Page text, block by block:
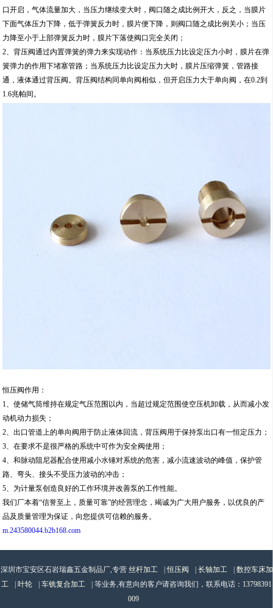
口开启，气体流量加大，当压力继续变大时，阀口随之成比例开大，反之，当膜片
下面气体压力下降，低于弹簧反力时，膜片便下降，则阀口随之成比例关小；当压
力降至小于上部弹簧反力时，膜片下落使阀口完全关闭；
2、背压阀通过内置弹簧的弹力来实现动作：当系统压力比设定压力小时，膜片在弹
簧弹力的作用下堵塞管路；当系统压力比设定压力大时，膜片压缩弹簧，管路接
通，液体通过背压阀。背压阀结构同单向阀相似，但开启压力大于单向阀，在0.2到
1.6兆帕间。
恒压阀作用：
1、使储气筒维持在规定气压范围以内，当超过规定范围使空压机卸载，从而减小发
动机动力损失；
2、出口管道上的单向阀用于防止液体回流，背压阀用于保持泵出口有一恒定压力；
3、在要求不是很严格的系统中可作为安全阀使用；
4、和脉动阻尼器配合使用减小水锤对系统的危害，减小流速波动的峰值，保护管
路、弯头、接头不受压力波动的冲击；
5、为计量泵创造良好的工作环境并改善泵的工作性能。
我们厂本着“信誉至上，质量可靠”的经营理念，竭诚为广大用户服务，以优良的产
品及质量管理为保证，向您提供可信赖的服务。
m.243580044.b2b168.com
深圳市宝安区石岩瑞鑫五金制品厂,专营 丝杆加工 |恒压阀 长轴加工
数控车床加
工
叶轮 车铣复合加工 | 等业务,有意向的客户请咨询我们，联系电话： 13798391
009